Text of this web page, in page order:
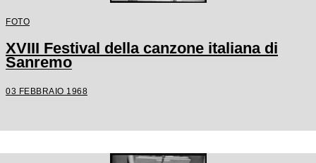
FOTO
XVIII Festival della canzone italiana di
Sanremo
03 FEBBRAIO 1968